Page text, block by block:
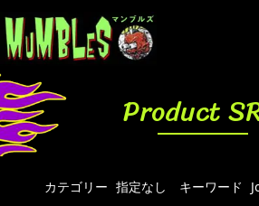
Product
カテゴリー 指定なし キーワード